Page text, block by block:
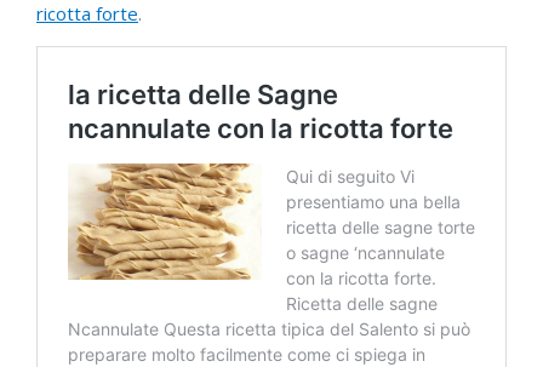
ricotta forte.